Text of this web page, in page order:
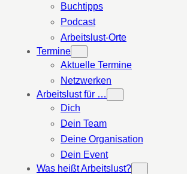
Buchtipps
Podcast
Arbeitslust-Orte
Termine
Aktuelle Termine
Netzwerken
Arbeitslust für …
Dich
Dein Team
Deine Organisation
Dein Event
Was heißt Arbeitslust?